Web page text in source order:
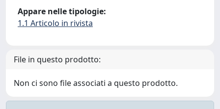
Appare nelle tipologie:
1.1 Articolo in rivista
File in questo prodotto:
Non ci sono file associati a questo prodotto.